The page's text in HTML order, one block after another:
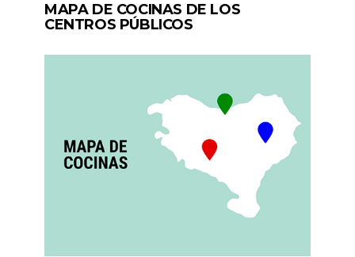
MAPA DE COCINAS DE LOS
CENTROS PÚBLICOS